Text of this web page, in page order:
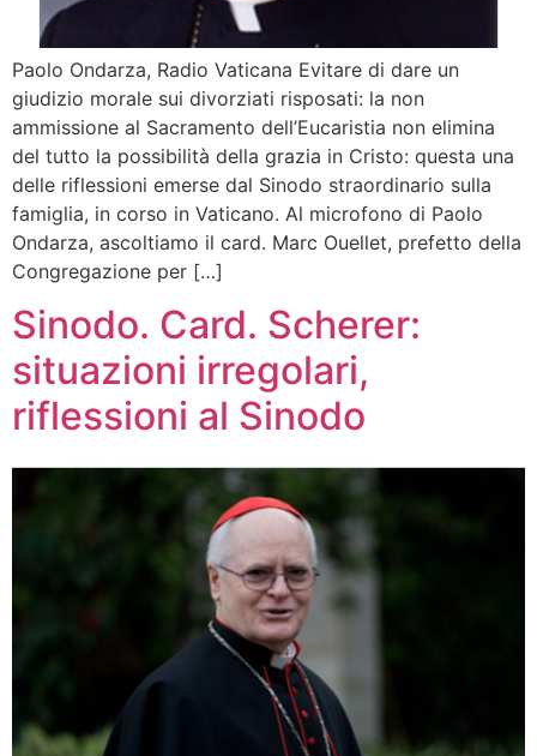
Paolo Ondarza, Radio Vaticana Evitare di dare un
giudizio morale sui divorziati risposati: la non
ammissione al Sacramento dell’Eucaristia non elimina
del tutto la possibilità della grazia in Cristo: questa una
delle riflessioni emerse dal Sinodo straordinario sulla
famiglia, in corso in Vaticano. Al microfono di Paolo
Ondarza, ascoltiamo il card. Marc Ouellet, prefetto della
Congregazione per […]
Sinodo. Card. Scherer:
situazioni irregolari,
riflessioni al Sinodo